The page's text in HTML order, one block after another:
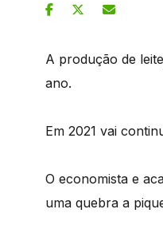
A produção de
ano.
Em 2021 vai
O economista e
uma quebra a